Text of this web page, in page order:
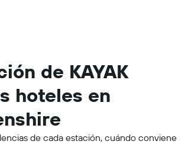
de KAYAK
hoteles en
de cada estación, cuándo conviene